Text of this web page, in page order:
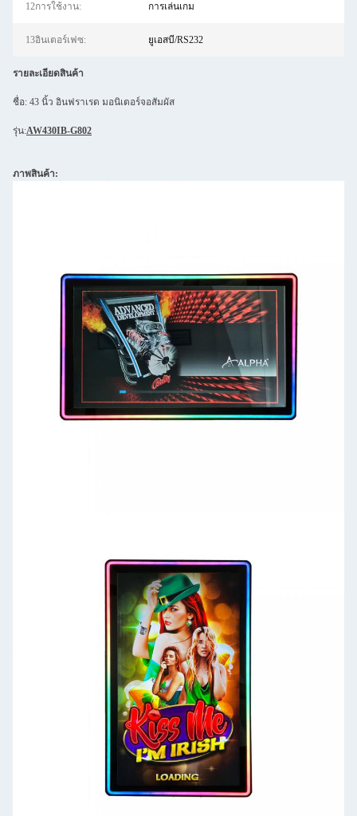
12การใช้งาน: การเล่นเกม
13อินเตอร์เฟซ: ยูเอสบี/RS232
รายละเอียดสินค้า
ชื่อ: 43 นิ้ว อินฟราเรด มอนิเตอร์จอสัมผัส
รุ่น:AW430IB-G802
ภาพสินค้า: